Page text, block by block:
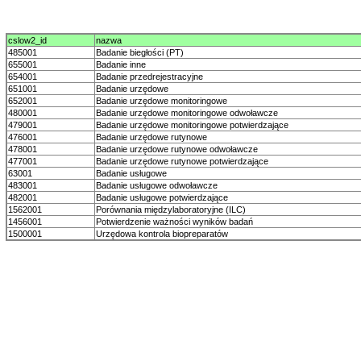
cslow2_id
nazwa
485001
Badanie biegłości (PT)
655001
Badanie inne
654001
Badanie przedrejestracyjne
651001
Badanie urzędowe
652001
Badanie urzędowe monitoringowe
480001
Badanie urzędowe monitoringowe odwoławcze
479001
Badanie urzędowe monitoringowe potwierdzające
476001
Badanie urzędowe rutynowe
478001
Badanie urzędowe rutynowe odwoławcze
477001
Badanie urzędowe rutynowe potwierdzające
63001
Badanie usługowe
483001
Badanie usługowe odwoławcze
482001
Badanie usługowe potwierdzające
1562001
Porównania międzylaboratoryjne (ILC)
1456001
Potwierdzenie ważności wyników badań
1500001
Urzędowa kontrola biopreparatów